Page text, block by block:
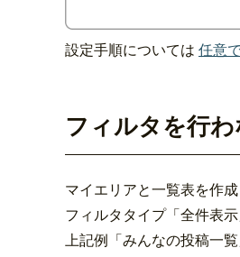
設定手順については 任意
フィルタを行わ
マイエリアと一覧表を作
フィルタタイプ「全件表示
上記例「みんなの投稿一